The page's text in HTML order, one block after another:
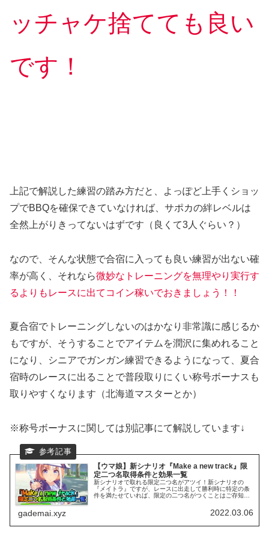
ッチャケ捨てても良い
です！
上記で解説した練習の踏み方だと、よっぽど上手くショッ
プでBBQを確保できていなければ、サポカの絆レベルは
全然上がりきってないはずです（良くて3人ぐらい？）
なので、そんな状態で合宿に入っても良い練習が出ない確
率が高く、それなら微妙なトレーニングを無理やり実行す
るよりもレースに出てコイン稼いでおきましょう！！
夏合宿でトレーニングしないのはかなり非常識に感じるか
もですが、そうすることでアイテムを潤沢に集めれること
になり、シニアでガンガン練習できるようになって、夏合
宿時のレースに出ることで普段取りにくい称号ボーナスも
取りやすくなります（北海道マスターとか）
※称号ボーナスに関しては別記事にて解説しています↓
【ウマ娘】新シナリオ『Make a new track』限
定二つ名取得条件と効果一覧
新シナリオで取れる限定二つ名がアツイ！新シナリオの
『メイトラ』ですが、レースに出走して勝利時に特定の条
件を満たせていれば、限定の二つ名がつくことはご存知で
gademai.xyz 2022.03.06